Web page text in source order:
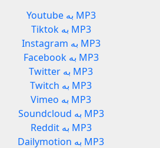
Youtube به MP3
Tiktok به MP3
Instagram به MP3
Facebook به MP3
Twitter به MP3
Twitch به MP3
Vimeo به MP3
Soundcloud به MP3
Reddit به MP3
Dailymotion به MP3